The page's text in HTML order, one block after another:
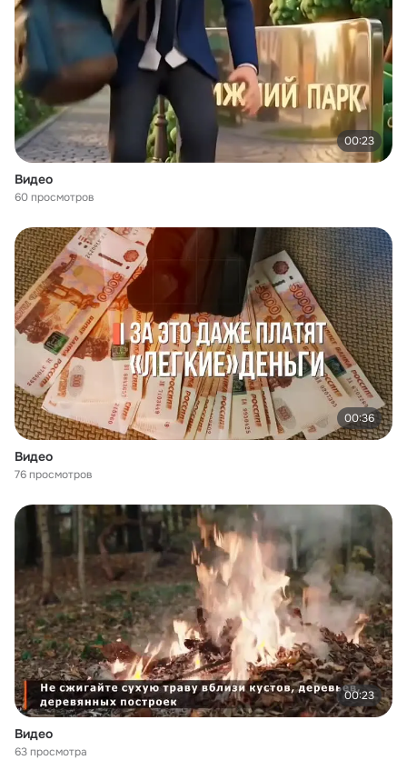
00:23
Видео
60 просмотров
00:36
Видео
76 просмотров
00:23
Видео
63 просмотра